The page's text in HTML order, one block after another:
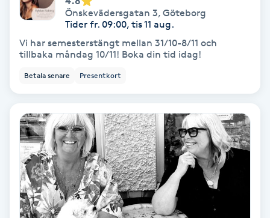
Fransfärgning
Fransförlängning
Fransförlängning Megavolym
Önskevädersgatan 3, Göteborg
Tider fr. 09:00, tis 11 aug.
Vi har semesterstängt mellan 31/10-8/11 och
tillbaka måndag 10/11! Boka din tid idag!
Betala senare Presentkort